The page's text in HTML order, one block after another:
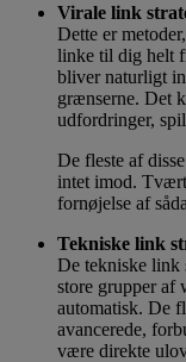
Virale link
Dette er
linke til dig helt
bliver naturligt
grænserne. Det
udfordringer,
De fleste af
intet imod.
fornøjelse af
Tekniske link
De tekniske link
store grupper af
automatisk. De
avancerede,
være direkte